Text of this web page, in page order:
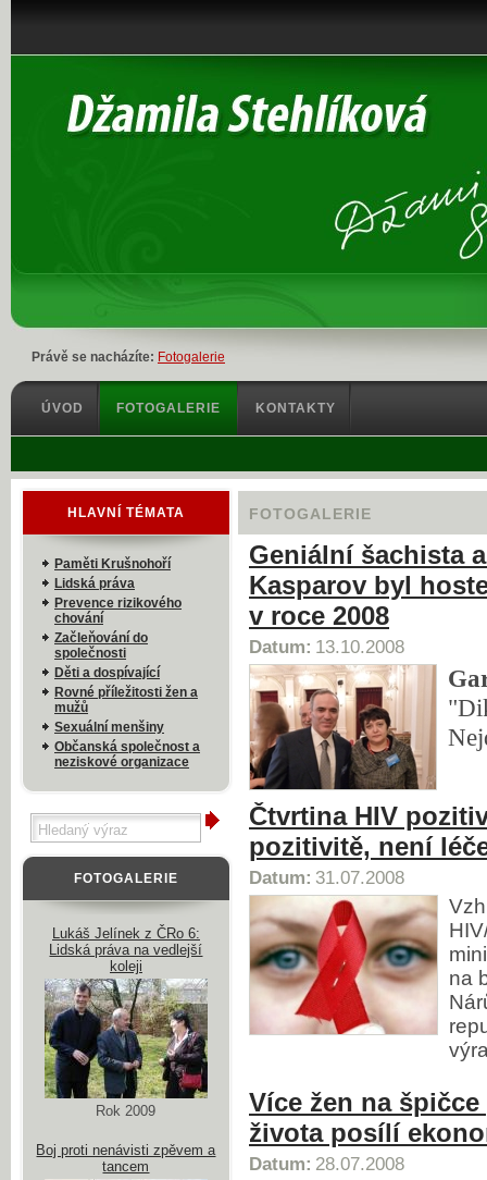
Právě se nacházíte: Fotogalerie
FOTOGALERIE
Geniální šachista
Kasparov byl
v roce 2008
Datum: 13.10.2008
Čtvrtina HIV
pozitivitě, není
Datum: 31.07.2008
na
Více žen na
života posílí
Datum: 28.07.2008
HLAVNÍ TÉMATA
Paměti Krušnohoří
Lidská práva
Prevence rizikového
chování
Začleňování do
společnosti
Děti a dospívající
Rovné příležitosti žen a
mužů
Sexuální menšiny
Občanská společnost a
neziskové organizace
FOTOGALERIE
Lukáš Jelínek z ČRo 6:
Lidská práva na vedlejší
koleji
Rok 2009
Boj proti nenávisti zpěvem a
tancem
ÚVOD FOTOGALERIE KONTAKTY